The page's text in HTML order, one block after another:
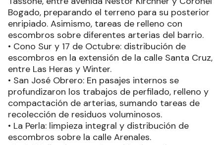
Bogado, preparando el terreno para su posterior
enripiado. Asimismo, tareas de relleno con
escombros sobre diferentes arterias del barrio.
• Cono Sur y 17 de Octubre: distribución de
escombros en la extensión de la calle Santa Cruz,
entre Las Heras y Winter.
• San José Obrero: En pasajes internos se
profundizaron los trabajos de perfilado, relleno y
compactación de arterias, sumando tareas de
recolección de residuos voluminosos.
• La Perla: limpieza integral y distribución de
escombros sobre la calle Arenales.